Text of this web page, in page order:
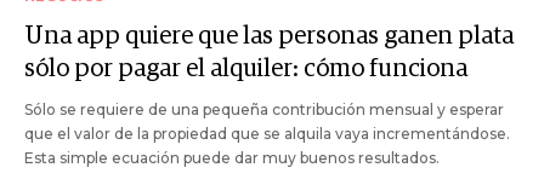
Una app quiere que las personas ganen plata
sólo por pagar el alquiler: cómo funciona
Sólo se requiere de una pequeña contribución mensual y esperar
que el valor de la propiedad que se alquila vaya incrementándose.
Esta simple ecuación puede dar muy buenos resultados.